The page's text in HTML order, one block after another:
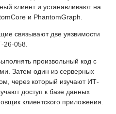
клиент и устанавливают на
и PhantomGraph.
связывают две уязвимости
26-058.
произвольный код с
Затем один из серверных
через который изучают ИТ-
доступ к базе данных
клиентского приложения.